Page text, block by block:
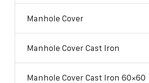
Manhole Cover
Manhole Cover Cast Iron
Manhole Cover Cast Iron 60×60